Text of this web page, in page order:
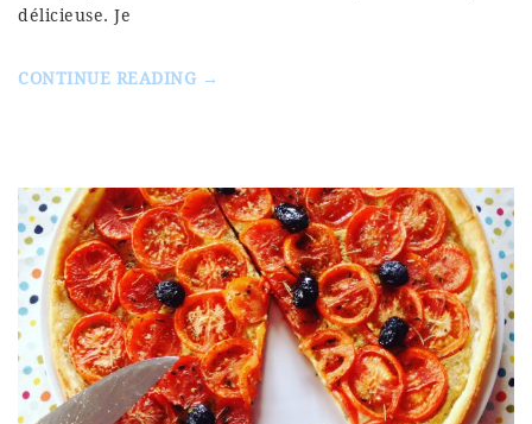
délicieuse. Je
CONTINUE READING →